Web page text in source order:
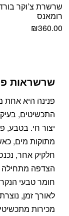
שרשרת צ’וקר
רומאנס
₪360.00
שרשראות
פנינה היא אחת
התכשיטים,
יצור חי. בטבע,
מתוקות מים,
חלקיק אחר,
הצדפה מתחילה
חומר טבעי
לאורך זמן,
מכירות